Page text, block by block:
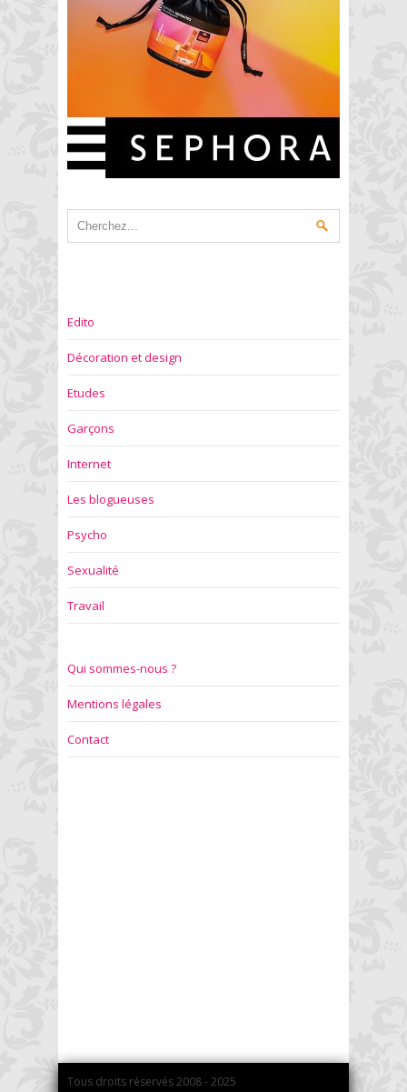
Edito
Décoration et design
Etudes
Garçons
Internet
Les blogueuses
Psycho
Sexualité
Travail
Qui sommes-nous ?
Mentions légales
Contact
Tous droits réservés 2008 - 2025